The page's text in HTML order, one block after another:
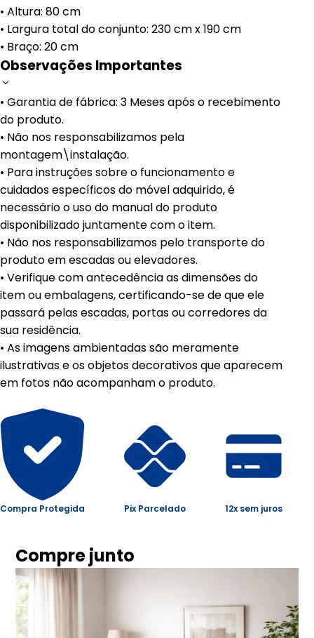
• Altura: 80 cm
• Largura total do conjunto: 230 cm x 190 cm
• Braço: 20 cm
Observações Importantes
• Garantia de fábrica: 3 Meses após o recebimento
do produto.
• Não nos responsabilizamos pela
montagem\instalação.
• Para instruções sobre o funcionamento e
cuidados específicos do móvel adquirido, é
necessário o uso do manual do produto
disponibilizado juntamente com o item.
• Não nos responsabilizamos pelo transporte do
produto em escadas ou elevadores.
• Verifique com antecedência as dimensões do
item ou embalagens, certificando-se de que ele
passará pelas escadas, portas ou corredores da
sua residência.
• As imagens ambientadas são meramente
ilustrativas e os objetos decorativos que aparecem
em fotos não acompanham o produto.
Compra Protegida Pix Parcelado 12x sem juros
Compre junto